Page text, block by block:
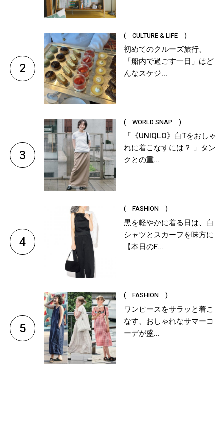
2
( CULTURE & LIFE )
初めてのクルーズ旅行、
「船内で過ごす一日」はど
んなスケジ...
3
( WORLD SNAP )
「《UNIQLO》白Tをおしゃ
れに着こなすには？ 」タン
クとの重...
4
( FASHION )
黒を軽やかに着る日は、白
シャツとスカーフを味方に
【本日のF...
5
( FASHION )
ワンピースをサラッと着こ
なす、おしゃれなサマーコ
ーデが盛...